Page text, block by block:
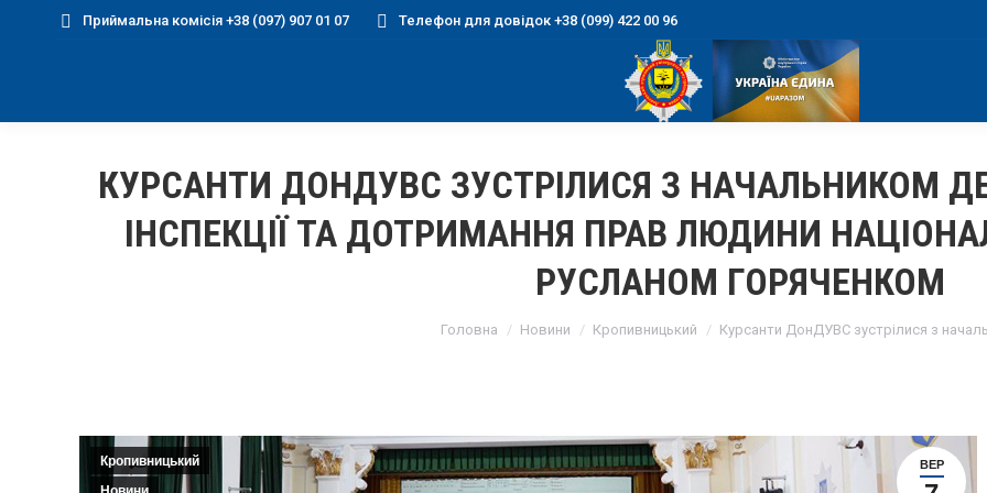
Приймальна комісія +38 (097) 907 01 07 Телефон для довідок +38 (099) 422 00 96
КУРСАНТИ ДОНДУВС ЗУСТРІЛИСЯ З НАЧАЛЬНИКОМ
ІНСПЕКЦІЇ ТА ДОТРИМАННЯ ПРАВ ЛЮДИНИ
РУСЛАНОМ ГОРЯЧЕНКОМ
Головна Новини Кропивницький Курсанти ДонДУВС зустрілися з
ВЕР
Кропивницький